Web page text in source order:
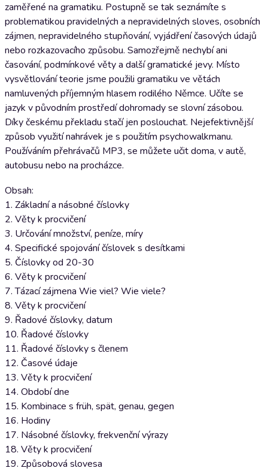
zaměřené na gramatiku. Postupně se tak seznámíte s
problematikou pravidelných a nepravidelných sloves, osobních
zájmen, nepravidelného stupňování, vyjádření časových údajů
nebo rozkazovacího způsobu. Samozřejmě nechybí ani
časování, podmínkové věty a další gramatické jevy. Místo
vysvětlování teorie jsme použili gramatiku ve větách
namluvených příjemným hlasem rodilého Němce. Učíte se
jazyk v původním prostředí dohromady se slovní zásobou.
Díky českému překladu stačí jen poslouchat. Nejefektivnější
způsob využití nahrávek je s použitím psychowalkmanu.
Používáním přehrávačů MP3, se můžete učit doma, v autě,
autobusu nebo na procházce.
Obsah:
1. Základní a násobné číslovky
2. Věty k procvičení
3. Určování množství, peníze, míry
4. Specifické spojování číslovek s desítkami
5. Číslovky od 20-30
6. Věty k procvičení
7. Tázací zájmena Wie viel? Wie viele?
8. Věty k procvičení
9. Řadové číslovky, datum
10. Řadové číslovky
11. Řadové číslovky s členem
12. Časové údaje
13. Věty k procvičení
14. Období dne
15. Kombinace s früh, spät, genau, gegen
16. Hodiny
17. Násobné číslovky, frekvenční výrazy
18. Věty k procvičení
19. Způsobová slovesa